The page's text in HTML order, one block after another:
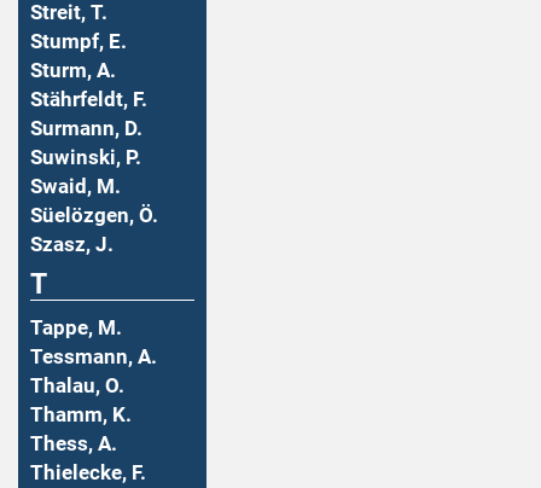
Streit, T.
Stumpf, E.
Sturm, A.
Stährfeldt, F.
Surmann, D.
Suwinski, P.
Swaid, M.
Süelözgen, Ö.
Szasz, J.
T
Tappe, M.
Tessmann, A.
Thalau, O.
Thamm, K.
Thess, A.
Thielecke, F.